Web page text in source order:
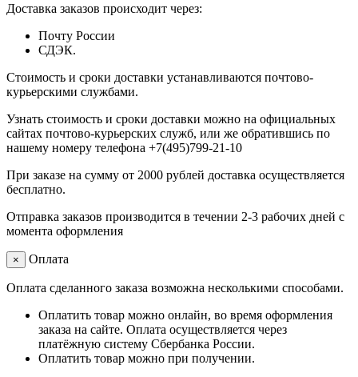
Доставка заказов происходит через:
Почту России
СДЭК.
Стоимость и сроки доставки устанавливаются почтово-
курьерскими службами.
Узнать стоимость и сроки доставки можно на официальных
сайтах почтово-курьерских служб, или же обратившись по
нашему номеру телефона +7(495)799-21-10
При заказе на сумму от 2000 рублей доставка осуществляется
бесплатно.
Отправка заказов производится в течении 2-3 рабочих дней с
момента оформления
× Оплата
Оплата сделанного заказа возможна несколькими способами.
Оплатить товар можно онлайн, во время оформления
заказа на сайте. Оплата осуществляется через
платёжную систему Сбербанка России.
Оплатить товар можно при получении.